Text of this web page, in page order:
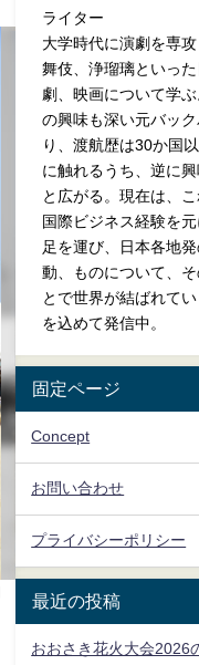
ライター
大学時代に演劇を専
舞伎、浄瑠璃といっ
劇、映画について学
の興味も深い元バッ
り、渡航歴は30か国
に触れるうち、逆に
と広がる。現在は、
国際ビジネス経験を
足を運び、日本各地
動、ものについて、
とで世界が結ばれて
を込めて発信中。
固定ページ
Concept
お問い合わせ
プライバシーポリシー
最近の投稿
おおさき花火大会2026